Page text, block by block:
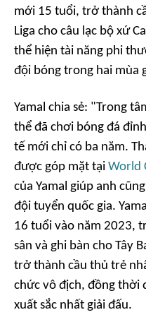
mới 15 tuổi, trở thành
Liga cho câu lạc bộ xứ
thể hiện tài năng phi
đội bóng trong hai mùa
Yamal chia sẻ: "Trong
thể đã chơi bóng đá
tế mới chỉ có ba năm.
được góp mặt tại World
của Yamal giúp anh
đội tuyển quốc gia.
16 tuổi vào năm 2023,
sân và ghi bàn cho Tây
trở thành cầu thủ trẻ
chức vô địch, đồng thời
xuất sắc nhất giải đấu.